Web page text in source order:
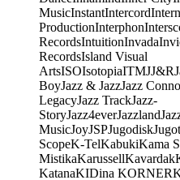
MusicInstantIntercord
ProductionInterphon
RecordsIntuitionInvada
RecordsIsland Visual
ArtsISOIsotopiaITMJJ&R
BoyJazz & JazzJazz
LegacyJazz TrackJazz-
StoryJazz4everJazzland
MusicJoyJSPJugodisk
ScopeK-TelKabukiKama
MistikaKarussellKavardak
KatanaKIDina KORNER